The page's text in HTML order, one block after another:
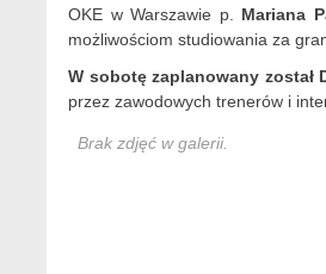
OKE w Warszawie p. Mariana
możliwościom studiowania za
W sobotę zaplanowany został
przez zawodowych trenerów i
Brak zdjęć w galerii.